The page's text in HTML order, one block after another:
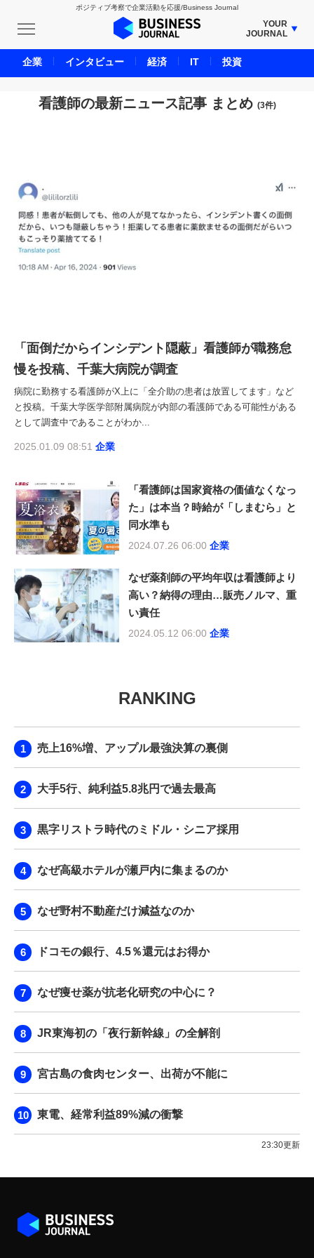
ポジティブ考察で企業活動を応援/Business Journal
YOUR
JOURNAL
BUSINESS JOURNAL
UNICORN JOURNAL
CARBON CREDITS JOURNAL
REAL ESTATE BROKERAGE JOURNAL
BPaaS JOURNAL
看護師の最新ニュース記事 まとめ (3件)
「面倒だからインシデント隠蔽」看護師が職務怠
慢を投稿、千葉大病院が調査
病院に勤務する看護師がX上に「全介助の患者は放置してます」など
と投稿。千葉大学医学部附属病院が内部の看護師である可能性がある
として調査中であることがわか...
2025.01.09 08:51 企業
「看護師は国家資格の価値なくなっ
た」は本当？時給が「しまむら」と
同水準も
2024.07.26 06:00 企業
なぜ薬剤師の平均年収は看護師より
高い？納得の理由…販売ノルマ、重
い責任
2024.05.12 06:00 企業
RANKING
売上16%増、アップル最強決算の裏側
大手5行、純利益5.8兆円で過去最高
黒字リストラ時代のミドル・シニア採用
なぜ高級ホテルが瀬戸内に集まるのか
なぜ野村不動産だけ減益なのか
ドコモの銀行、4.5％還元はお得か
なぜ痩せ薬が抗老化研究の中心に？
JR東海初の「夜行新幹線」の全解剖
宮古島の食肉センター、出荷が不能に
東電、経常利益89%減の衝撃
23:30更新
企業 インタビュー 経済 IT 投資